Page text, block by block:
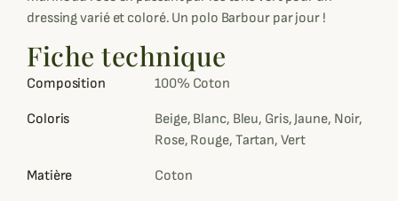
dressing varié et coloré. Un polo Barbour par jour !
Fiche technique
Composition 100% Coton
Coloris
Beige, Blanc, Bleu, Gris, Jaune, Noir,
Rose, Rouge, Tartan, Vert
Matière Coton